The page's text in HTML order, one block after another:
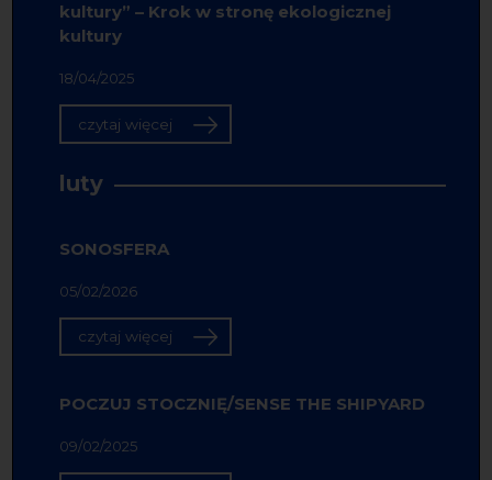
kultury” – Krok w stronę ekologicznej
kultury
18/04/2025
czytaj więcej
luty
SONOSFERA
05/02/2026
czytaj więcej
POCZUJ STOCZNIĘ/SENSE THE SHIPYARD
09/02/2025